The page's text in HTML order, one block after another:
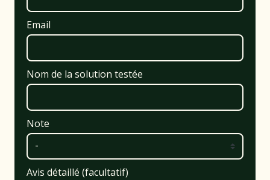
Email
Nom de la solution testée
Note
Avis détaillé (facultatif)